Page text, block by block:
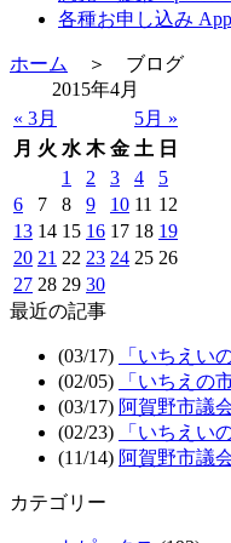
各種お申し込み
ホーム
＞ ブログ
2015年4月
« 3月
5月 »
月 火 水 木 金 土 日
1
2 3 4
5
6
7 8 9 10 11 12
13 14 15 16 17 18 19
20 21 22 23 24 25 26
27 28 29 30
最近の記事
(03/17)
「いちえい
(02/05)
「いちえの
(03/17) 阿賀野市議
(02/23)
「いちえい
(11/14) 阿賀野市議
カテゴリー